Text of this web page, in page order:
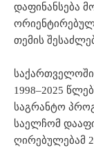
დაფინანსება
თემის
საქართველოში
1998–2025
საგრანტო
საელჩომ
ღირებულებამ